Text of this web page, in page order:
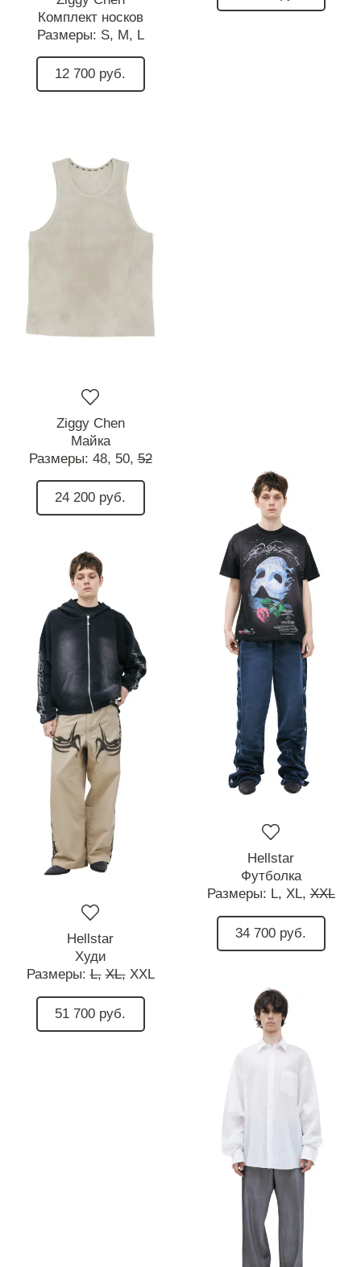
Комплект носков
Размеры: S, M, L
12 700 руб.
Ziggy Chen
Майка
Размеры: 48, 50, 52
24 200 руб.
Hellstar
Худи
Размеры:L, XL, XXL
51 700 руб.
Hellstar
Футболка
Размеры: L, XL, XXL
34 700 руб.